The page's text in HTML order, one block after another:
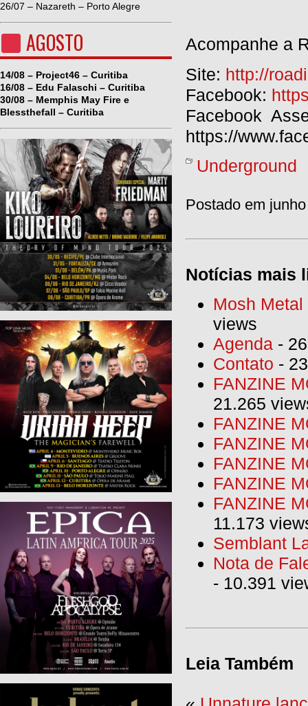
26/07 – Nazareth – Porto Alegre
AGOSTO
14/08 – Project46 – Curitiba
16/08 – Edu Falaschi – Curitiba
30/08 – Memphis May Fire e
Blessthefall – Curitiba
Acompanhe a
Site: http://
Facebook:
Facebook
https://
Underground
Postado em
Notícias mais
Mosh
views
Agenda -
Contato -
FANZINE
21.265
FANZINE
FANZINE
FANZINE
FANZINE
FANZINE
11.173
Semblant
Nota de
- 10.391
Leia Também